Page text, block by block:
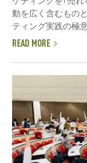
動を広く含むもの
ティング実践の極意
READ MORE